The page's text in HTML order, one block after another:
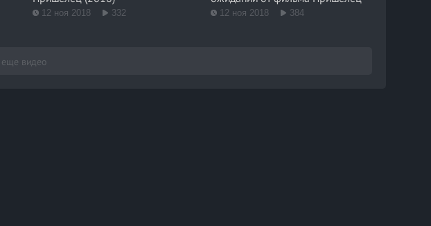
12 ноя 2018 332 12 ноя 2018 384
еще видео